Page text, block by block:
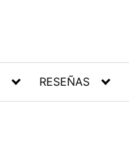
RESEÑAS